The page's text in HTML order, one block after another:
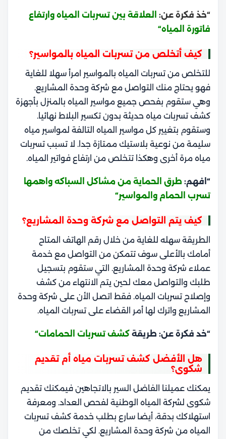
“خذ فكرة عن:
العلاقة بين تسربات المياه وارتفاع
فاتورة المياه“
كيف أتخلص من تسربات المياه بالمواسير؟
للتخلص من تسربات المياه بالمواسير امرأ سهلا للغاية
فهو يحتاج منك التواصل مع شركة وحدة المشاريع.
وهي ستقوم بفحص جميع مواسير المياه بالمنزل بأجهزة
كشف تسربات مياه حديثة بدون تكسير البلاط نهائيا.
وستقوم بتغيير كل مواسير المياه التالفة لمواسير مياه
سليمة من نوعية بلاستيك ممتازة جدا. لا تسبب تسربات
مياه مرة أخرى وهكذا تتخلص من ارتفاع فواتير المياه.
“افهم: طرق الحماية من مشاكل السباكه واهمها
تسرب الحمام والمواسير“
كيف يتم التواصل مع شركة وحدة المشاريع؟
الطريقة سهله للغاية من خلال رقم الهاتف المتاح
أمامك بالأعلى سوف تتمكن من التواصل مع خدمة
عملاء شركة وحدة المشاريع. التي ستقوم بتسجيل
طلبك والتواصل معك لحين يتم الانتهاء من كشف
وإصلاح تسربات المياه. فقط اتصل الأن على شركة وحدة
المشاريع واترك لها أمر القضاء على تسربات المياه.
“خد فكرة عن: طريقة كشف تسربات الحمامات“
هل الأفضل كشف تسربات مياه أم تقديم
شكوى؟
يمكنك عميلنا الفاضل السير بالاتجاهين فيمكنك تقديم
شكوى لشركة المياه الوطنية لفحص العداد. ومعرفة
استهلاكك بدقة، أيضا سارع بطلب خدمة كشف تسربات
المياه من شركة وحدة المشاريع. لكي تخلصك من